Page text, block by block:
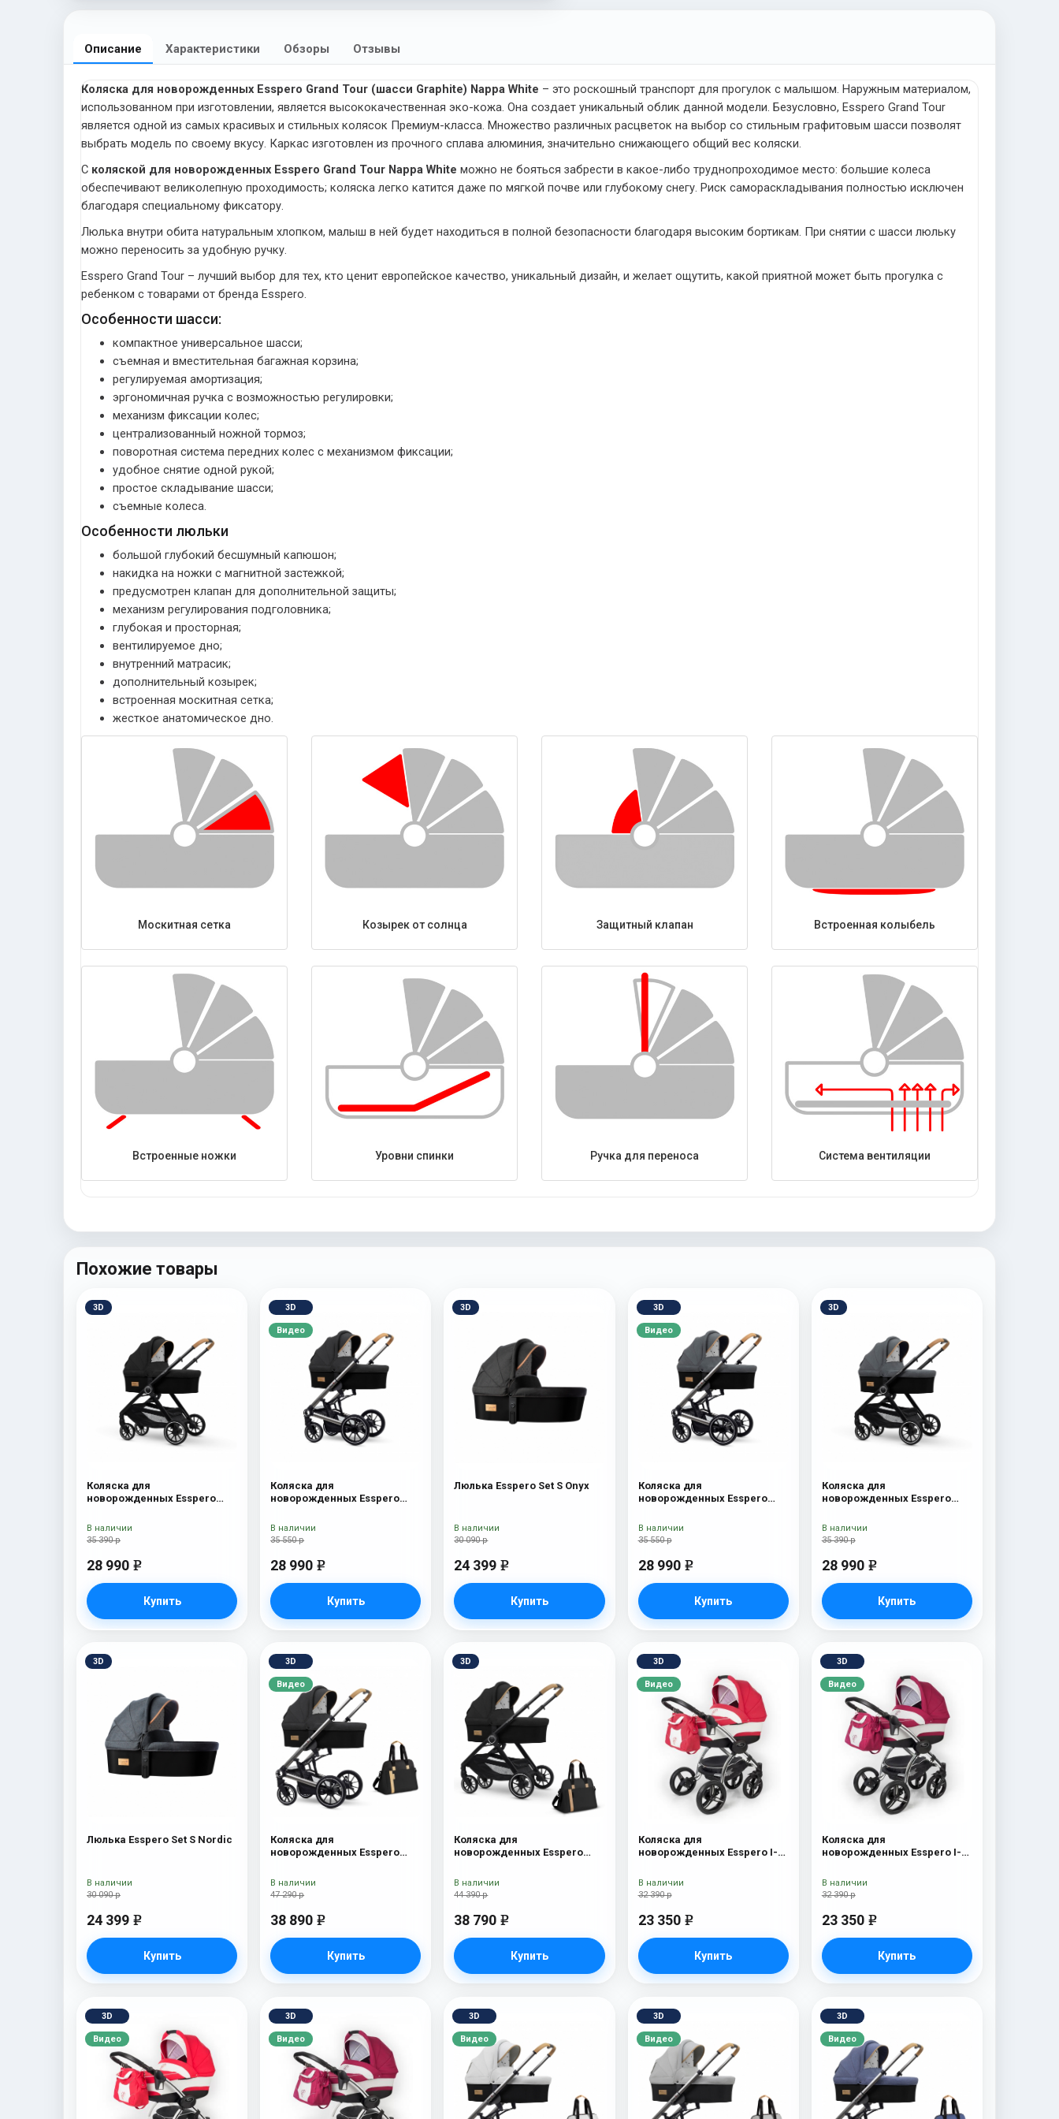
Описание Характеристики Обзоры Отзывы
Коляска для новорожденных Esspero Grand Tour (шасси Graphite) Nappa White – это роскошный транспорт для прогулок с малышом. Наружным материалом,
использованном при изготовлении, является высококачественная эко-кожа. Она создает уникальный облик данной модели. Безусловно, Esspero Grand Tour
является одной из самых красивых и стильных колясок Премиум-класса. Множество различных расцветок на выбор со стильным графитовым шасси позволят
выбрать модель по своему вкусу. Каркас изготовлен из прочного сплава алюминия, значительно снижающего общий вес коляски.
С коляской для новорожденных Esspero Grand Tour Nappa White можно не бояться забрести в какое-либо труднопроходимое место: большие колеса
обеспечивают великолепную проходимость; коляска легко катится даже по мягкой почве или глубокому снегу. Риск самораскладывания полностью исключен
благодаря специальному фиксатору.
Люлька внутри обита натуральным хлопком, малыш в ней будет находиться в полной безопасности благодаря высоким бортикам. При снятии с шасси люльку
можно переносить за удобную ручку.
Esspero Grand Tour – лучший выбор для тех, кто ценит европейское качество, уникальный дизайн, и желает ощутить, какой приятной может быть прогулка с
ребенком с товарами от бренда Esspero.
Особенности шасси:
компактное универсальное шасси;
съемная и вместительная багажная корзина;
регулируемая амортизация;
эргономичная ручка с возможностью регулировки;
механизм фиксации колес;
централизованный ножной тормоз;
поворотная система передних колес с механизмом фиксации;
удобное снятие одной рукой;
простое складывание шасси;
съемные колеса.
Особенности люльки
большой глубокий бесшумный капюшон;
накидка на ножки с магнитной застежкой;
предусмотрен клапан для дополнительной защиты;
механизм регулирования подголовника;
глубокая и просторная;
вентилируемое дно;
внутренний матрасик;
дополнительный козырек;
встроенная москитная сетка;
жесткое анатомическое дно.
Москитная сетка Козырек от солнца Защитный клапан Встроенная колыбель
Встроенные ножки Уровни спинки Ручка для переноса Система вентиляции
Похожие товары
3D
Коляска для
новорожденных Esspero
35 390 р
28 990 e
Купить
В наличии
3D
Видео
Коляска для
новорожденных Esspero
35 550 р
28 990 e
Купить
В наличии
3D
Люлька Esspero Set S Onyx
30 090 р
24 399 e
Купить
В наличии
3D
Видео
Коляска для
новорожденных Esspero
35 550 р
28 990 e
Купить
В наличии
3D
Коляска для
новорожденных Esspero
35 390 р
28 990 e
Купить
В наличии
3D
Люлька Esspero Set S Nordic
30 090 р
24 399 e
Купить
В наличии
3D
Видео
Коляска для
новорожденных Esspero
47 290 р
38 890 e
Купить
В наличии
3D
Коляска для
новорожденных Esspero
44 390 р
38 790 e
Купить
В наличии
3D
Видео
Коляска для
новорожденных Esspero I-
Lux
32 390 р
23 350 e
Купить
В наличии
3D
Видео
Коляска для
новорожденных Esspero I-
Borduex
32 390 р
23 350 e
Купить
В наличии
3D
Видео
3D
Видео
3D
Видео
3D
Видео
3D
Видео